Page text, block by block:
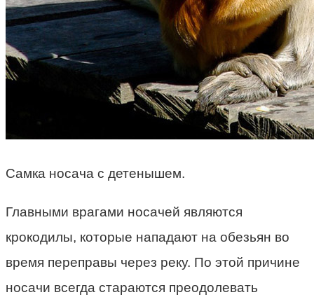
Самка носача с детенышем.
Главными врагами носачей являются
крокодилы, которые нападают на обезьян во
время переправы через реку. По этой причине
носачи всегда стараются преодолевать